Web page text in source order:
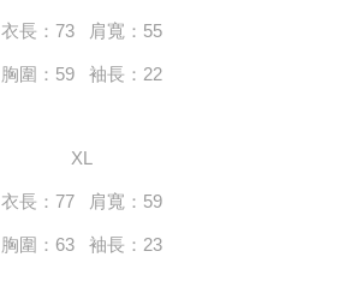
衣長：73   肩寬：55
胸圍：59   袖長：22
XL
衣長：77   肩寬：59
胸圍：63   袖長：23